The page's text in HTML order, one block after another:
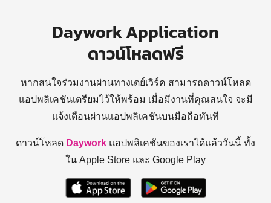
Daywork Application
ดาวน์โหลดฟรี
หากสนใจร่วมงานผ่านทางเดย์เวิร์ค สามารถดาวน์โหลด
แอปพลิเคชันเตรียมไว้ให้พร้อม เมื่อมีงานที่คุณสนใจ จะมี
แจ้งเตือนผ่านแอปพลิเคชันบนมือถือทันที
ดาวน์โหลด Daywork แอปพลิเคชันของเราได้แล้ววันนี้ ทั้ง
ใน Apple Store และ Google Play